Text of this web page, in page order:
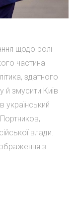
щодо ролі
частина
здатного
й змусити Київ
український
Портников,
влади.
з